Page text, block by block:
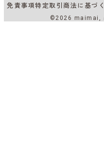
免責事項特定取引商法に基づ
©2026 maimai,